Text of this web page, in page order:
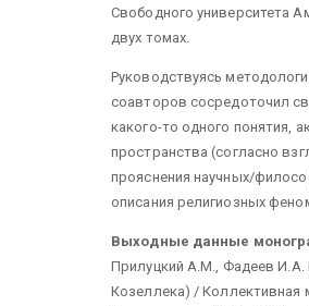
Свободного университета
двух томах.
Руководствуясь
соавторов сосредоточил
какого-то одного понятия,
пространства (согласно
прояснения научных/
описания религиозных
Выходные данные
Прилуцкий А.М., Фадеев И.А.
Козеллека) / Коллективная